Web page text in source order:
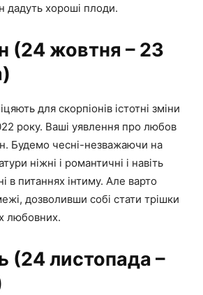
дадуть хороші плоди.
(24 жовтня – 23
для скорпіонів істотні зміни
року. Ваші уявлення про любов
Будемо чесні-незважаючи на
ніжні і романтичні і навіть
в питаннях інтиму. Але варто
дозволивши собі стати трішки
любовних.
(24 листопада –